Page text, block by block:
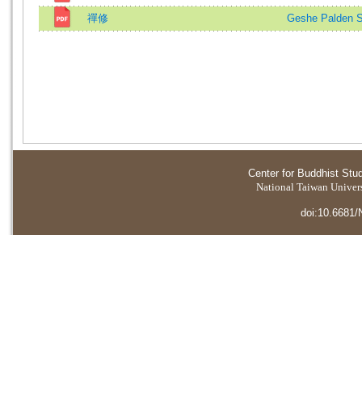
禪修 Geshe Palden
Center for Buddhist
National Taiwan
doi:10.6681/